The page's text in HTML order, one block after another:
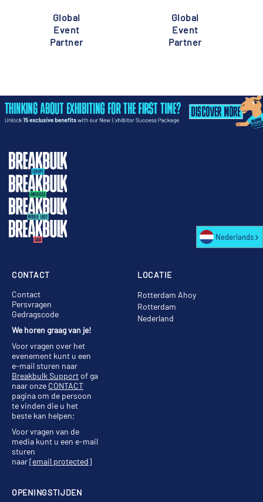
Global
Event
Partner
Global
Event
Partner
LOCATIE
Rotterdam Ahoy
Rotterdam
Nederland
OPENINGSTIJDEN
CONTACT
Contact
Persvragen
Gedragscode
We horen graag van je!
Voor vragen over het
evenement kunt u een
e-mail sturen naar
Breakbulk Supportof ga
naar onze CONTACT
pagina om de persoon
te vinden die u het
beste kan helpen;
Voor vragen van de
media kunt u een e-mail
sturen
naar[email protected]
Nederlands